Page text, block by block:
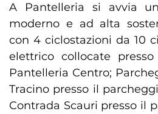
A Pantelleria si avvia
moderno e ad alta
con 4 ciclostazioni da 10
elettrico collocate
Pantelleria Centro;
Tracino presso il
Contrada Scauri presso il